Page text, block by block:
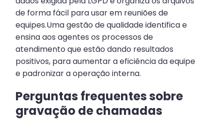
de forma fácil para usar em reuniões de
equipes.Uma gestão de qualidade identifica e
ensina aos agentes os processos de
atendimento que estão dando resultados
positivos, para aumentar a eficiência da equipe
e padronizar a operação interna.
Perguntas frequentes sobre
gravação de chamadas